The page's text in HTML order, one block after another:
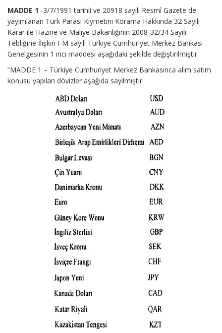
MADDE 1 -3/7/1991 tarihli ve 20918 sayılı Resmî Gazete de
yayımlanan Türk Parası Kıymetini Korama Hakkında 32 Sayılı
Karar ile Hazine ve Maliye Bakanlığının 2008-32/34 Sayılı
Tebliğine İlişkin I-M sayılı Türkiye Cumhuriyet Merkez Bankası
Genelgesinin 1 inci maddesi aşağıdaki şekilde değiştirilmiştir.
“MADDE 1 – Türkiye Cumhuriyet Merkez Bankasınca alım satım
konusu yapılan dövizler aşağıda sayılmıştır.